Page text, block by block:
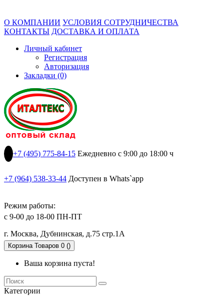
О КОМПАНИИ УСЛОВИЯ СОТРУДНИЧЕСТВА
КОНТАКТЫ ДОСТАВКА И ОПЛАТА
Личный кабинет
Регистрация
Авторизация
Закладки (0)
+7 (495) 775-84-15 Ежедневно с 9:00 до 18:00 ч
+7 (964) 538-33-44 Доступен в Whats`app
Режим работы:
с 9-00 до 18-00 ПН-ПТ
г. Москва, Дубнинская, д.75 стр.1А
Корзина Товаров 0 ()
Ваша корзина пуста!
Категории